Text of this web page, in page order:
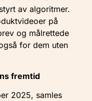
av algoritmer.
på
og målrettede
for dem uten
fremtid
2025, samles